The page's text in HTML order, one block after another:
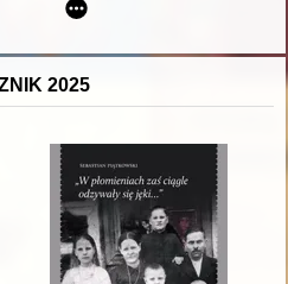
R. 5 (2024)
2025